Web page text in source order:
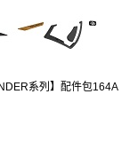
系列】配件包164A